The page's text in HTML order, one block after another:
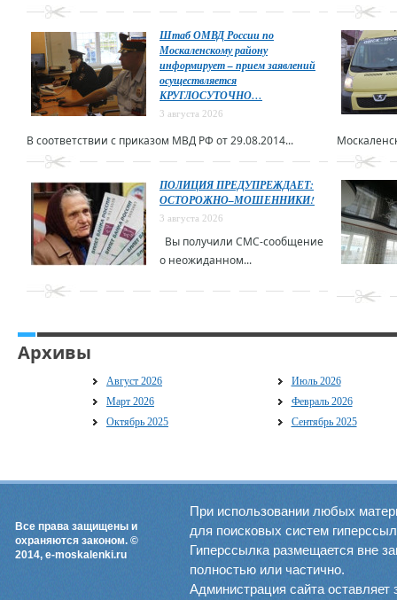
Штаб ОМВД России по
Москаленскому району
информирует – прием заявлений
осуществляется
КРУГЛОСУТОЧНО…
3 августа 2026
В соответствии с приказом МВД РФ от 29.08.2014...
ПОЛИЦИЯ ПРЕДУПРЕЖДАЕТ:
ОСТОРОЖНО–МОШЕННИКИ!
3 августа 2026
Вы получили СМС-сообщение
о неожиданном...
Архивы
Август 2026
Июль 2026
Март 2026
Февраль 2026
Октябрь 2025
Сентябрь 2025
Все права защищены и
охраняются законом. ©
2014, e-moskalenki.ru
При использовании любых
для поисковых систем
Гиперссылка размещается вне
полностью или частично.
Администрация сайта оставляет